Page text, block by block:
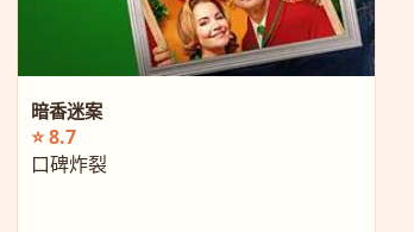
暗香迷案
⭐ 8.7
口碑炸裂